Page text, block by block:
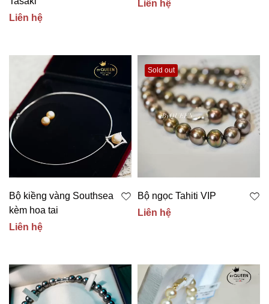
Liên hệ
Liên hệ
Bộ kiềng vàng Southsea
kèm hoa tai
Liên hệ
Sold out
Bộ ngọc Tahiti VIP
Liên hệ